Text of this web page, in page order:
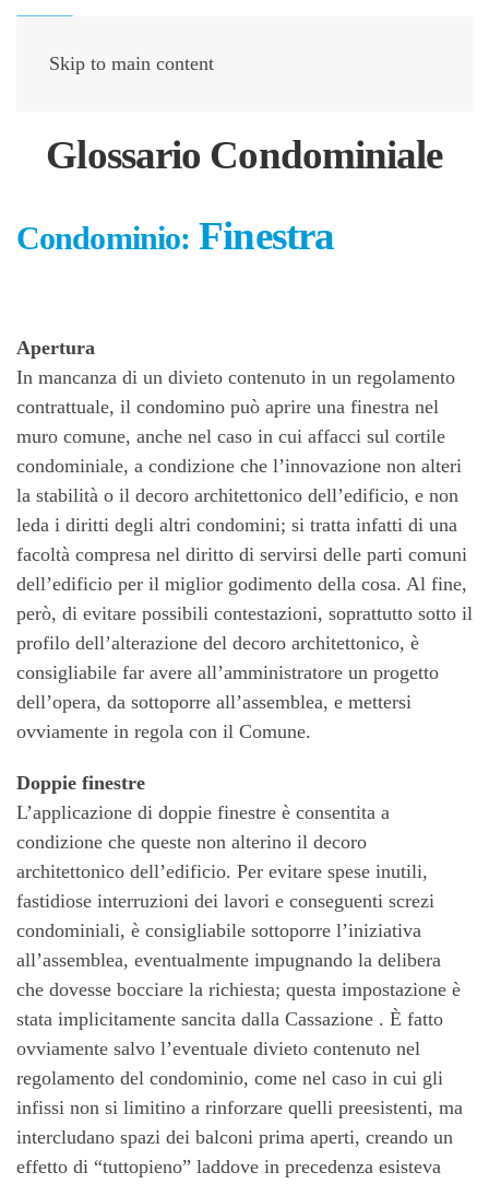
Skip to main content
Glossario Condominiale
Condominio: Finestra
Apertura
In mancanza di un divieto contenuto in un regolamento
contrattuale, il condomino può aprire una finestra nel
muro comune, anche nel caso in cui affacci sul cortile
condominiale, a condizione che l’innovazione non alteri
la stabilità o il decoro architettonico dell’edificio, e non
leda i diritti degli altri condomini; si tratta infatti di una
facoltà compresa nel diritto di servirsi delle parti comuni
dell’edificio per il miglior godimento della cosa. Al fine,
però, di evitare possibili contestazioni, soprattutto sotto il
profilo dell’alterazione del decoro architettonico, è
consigliabile far avere all’amministratore un progetto
dell’opera, da sottoporre all’assemblea, e mettersi
ovviamente in regola con il Comune.
Doppie finestre
L’applicazione di doppie finestre è consentita a
condizione che queste non alterino il decoro
architettonico dell’edificio. Per evitare spese inutili,
fastidiose interruzioni dei lavori e conseguenti screzi
condominiali, è consigliabile sottoporre l’iniziativa
all’assemblea, eventualmente impugnando la delibera
che dovesse bocciare la richiesta; questa impostazione è
stata implicitamente sancita dalla Cassazione . È fatto
ovviamente salvo l’eventuale divieto contenuto nel
regolamento del condominio, come nel caso in cui gli
infissi non si limitino a rinforzare quelli preesistenti, ma
intercludano spazi dei balconi prima aperti, creando un
effetto di “tuttopieno” laddove in precedenza esisteva